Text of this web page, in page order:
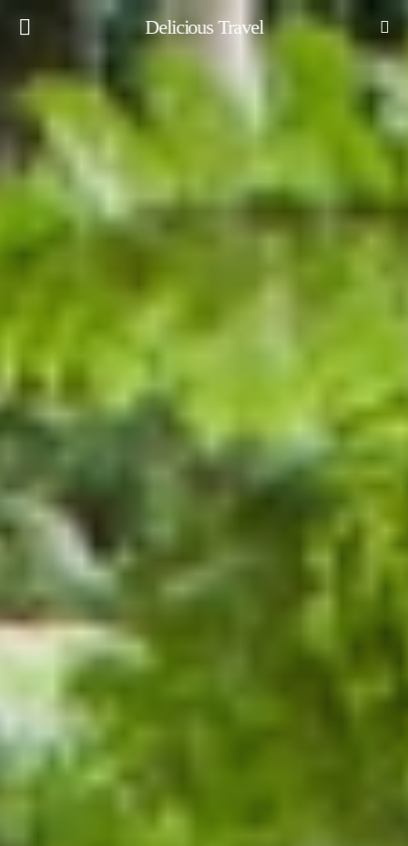
Delicious Travel